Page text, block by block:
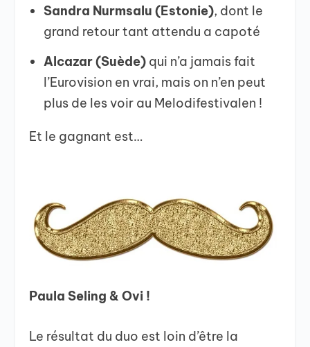
Sandra Nurmsalu (Estonie), dont le
grand retour tant attendu a capoté
Alcazar (Suède)qui n’a jamais fait
l’Eurovision en vrai, mais on n’en peut
plus de les voir au Melodifestivalen !
Et le gagnant est…
Paula Seling & Ovi !
Le résultat du duo est loin d’être la